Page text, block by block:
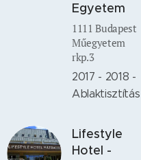
Egyetem
1111 Budapest
Műegyetem
rkp.3
2017 - 2018 -
Ablaktisztítás
Lifestyle
Hotel -